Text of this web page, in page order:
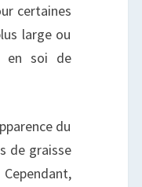
certaines
large ou
en soi de
du
de graisse